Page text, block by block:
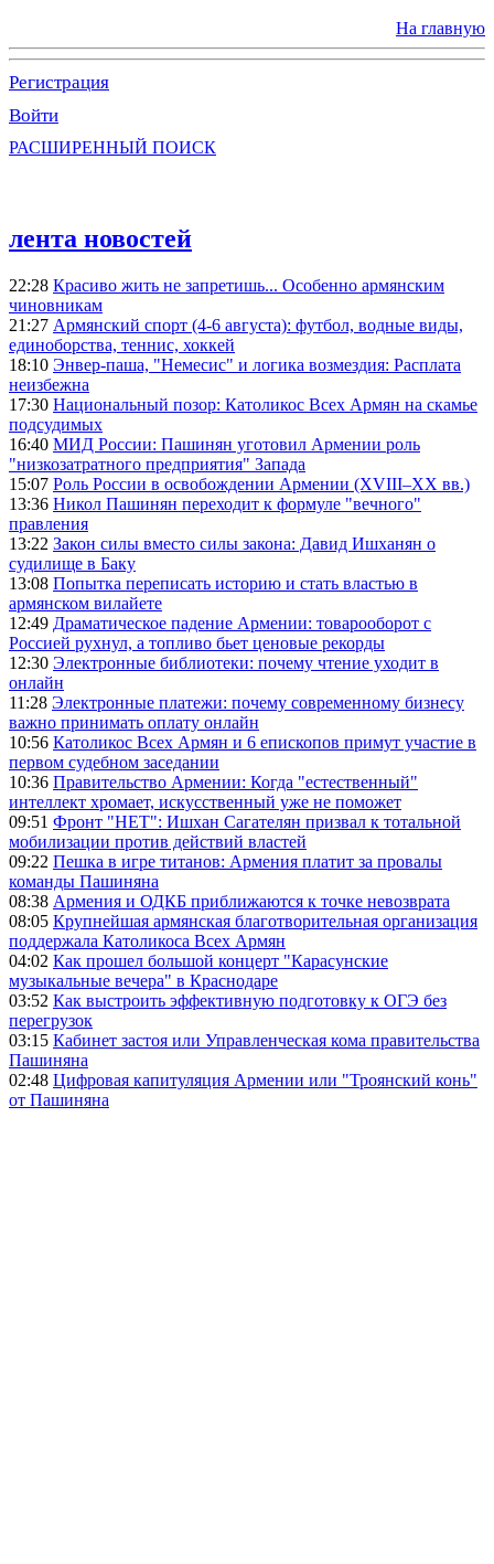
На главную
Регистрация
Войти
РАСШИРЕННЫЙ ПОИСК
лента новостей
22:28 Красиво жить не запретишь... Особенно армянским
чиновникам
21:27 Армянский спорт (4-6 августа): футбол, водные виды,
единоборства, теннис, хоккей
18:10 Энвер-паша, "Немесис" и логика возмездия: Расплата
неизбежна
17:30 Национальный позор: Католикос Всех Армян на скамье
подсудимых
16:40 МИД России: Пашинян уготовил Армении роль
"низкозатратного предприятия" Запада
15:07 Роль России в освобождении Армении (XVIII–XX вв.)
13:36 Никол Пашинян переходит к формуле "вечного"
правления
13:22 Закон силы вместо силы закона: Давид Ишханян о
судилище в Баку
13:08 Попытка переписать историю и стать властью в
армянском вилайете
12:49 Драматическое падение Армении: товарооборот с
Россией рухнул, а топливо бьет ценовые рекорды
12:30 Электронные библиотеки: почему чтение уходит в
онлайн
11:28 Электронные платежи: почему современному бизнесу
важно принимать оплату онлайн
10:56 Католикос Всех Армян и 6 епископов примут участие в
первом судебном заседании
10:36 Правительство Армении: Когда "естественный"
интеллект хромает, искусственный уже не поможет
09:51 Фронт "НЕТ": Ишхан Сагателян призвал к тотальной
мобилизации против действий властей
09:22 Пешка в игре титанов: Армения платит за провалы
команды Пашиняна
08:38 Армения и ОДКБ приближаются к точке невозврата
08:05 Крупнейшая армянская благотворительная организация
поддержала Католикоса Всех Армян
04:02 Как прошел большой концерт "Карасунские
музыкальные вечера" в Краснодаре
03:52 Как выстроить эффективную подготовку к ОГЭ без
перегрузок
03:15 Кабинет застоя или Управленческая кома правительства
Пашиняна
02:48 Цифровая капитуляция Армении или "Троянский конь"
от Пашиняна